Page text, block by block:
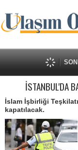
İSTANBUL'DA
İslam İşbirliği
kapatılacak.